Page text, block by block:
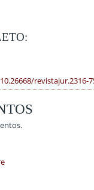
revistajur.2316-